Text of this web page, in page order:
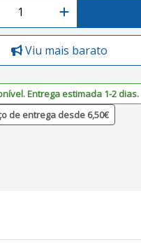
Viu mais barato
Entrega estimada 1-2 dias.
de entrega desde 6,50€